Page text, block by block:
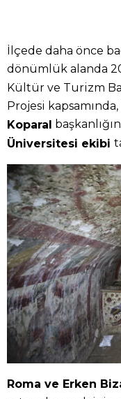
İlçede daha önce
dönümlük alanda
Kültür ve Turizm
Projesi kapsamında,
Koparal
Üniversitesi ekibi
Roma ve Erken